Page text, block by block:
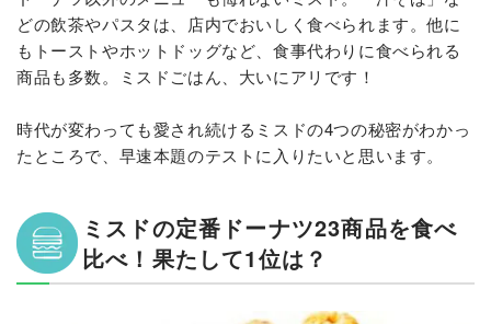
どの飲茶やパスタは、店内でおいしく食べられます。他に
もトーストやホットドッグなど、食事代わりに食べられる
商品も多数。ミスドごはん、大いにアリです！
時代が変わっても愛され続けるミスドの4つの秘密がわかっ
たところで、早速本題のテストに入りたいと思います。
ミスドの定番ドーナツ23商品を食べ
比べ！果たして1位は？